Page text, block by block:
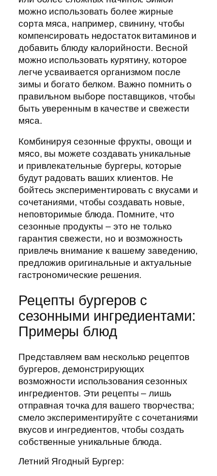
можно использовать более жирные
сорта мяса, например, свинину, чтобы
компенсировать недостаток витаминов и
добавить блюду калорийности. Весной
можно использовать курятину, которое
легче усваивается организмом после
зимы и богато белком. Важно помнить о
правильном выборе поставщиков, чтобы
быть уверенным в качестве и свежести
мяса.
Комбинируя сезонные фрукты, овощи и
мясо, вы можете создавать уникальные
и привлекательные бургеры, которые
будут радовать ваших клиентов. Не
бойтесь экспериментировать с вкусами и
сочетаниями, чтобы создавать новые,
неповторимые блюда. Помните, что
сезонные продукты – это не только
гарантия свежести, но и возможность
привлечь внимание к вашему заведению,
предложив оригинальные и актуальные
гастрономические решения.
Рецепты бургеров с
сезонными ингредиентами:
Примеры блюд
Представляем вам несколько рецептов
бургеров, демонстрирующих
возможности использования сезонных
ингредиентов. Эти рецепты – лишь
отправная точка для вашего творчества;
смело экспериментируйте с сочетаниями
вкусов и ингредиентов, чтобы создать
собственные уникальные блюда.
Летний Ягодный Бургер: